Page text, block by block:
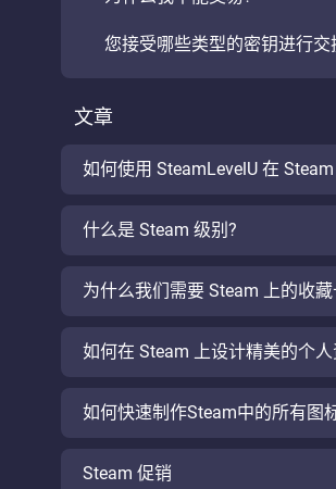
您接受哪些类型的密钥进行交
文章
如何使用 SteamLevelU 在 Steam
什么是 Steam 级别?
为什么我们需要 Steam 上的收藏
如何在 Steam 上设计精美的个人
如何快速制作Steam中的所有图
Steam 促销